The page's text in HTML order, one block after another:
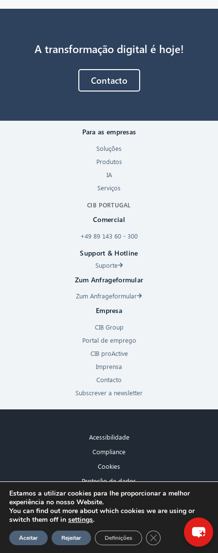
A transformação digital é hoje!
Contacto
Para as empresas
Soluções
Produtos
IA
Serviços
CIB PORTUGAL
Comercial
+49 89 143 60 - 300
Support & Hotline
Suporte
Zum Anfrageformular
Zum Anfrageformular
Empresa
CIB Group
Portal de emprego
CIB proActive
Imprensa
Contacto
Subscrever a newsletter
Acessibilidade
Compliance
Cookies
Proteção de dados
Aviso legal
Estamos a utilizar cookies para lhe proporcionar a melhor
experiência no nosso Website.
You can find out more about which cookies we are using or
switch them off in settings.
Aceitar Rejeitar Definições GDPR Cookie-